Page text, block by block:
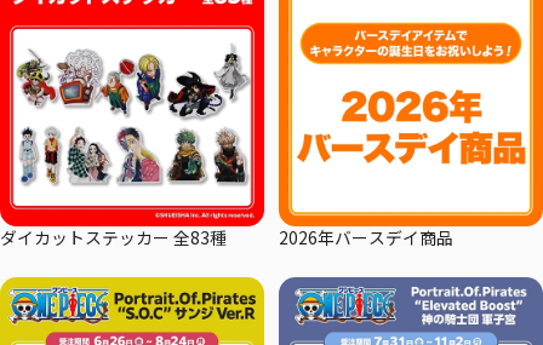
ダイカットステッカー 全83種 2026年バースデイ商品